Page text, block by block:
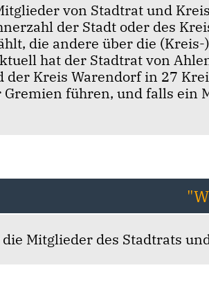
von Stadtrat und
der Stadt oder des
die andere über die
hat der Stadtrat von
der Kreis Warendorf in 27
führen, und falls ein
Mitglieder des Stadtrats